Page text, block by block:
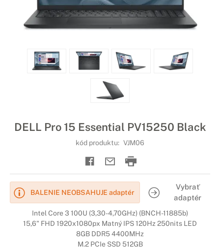
DELL Pro 15 Essential PV15250 Black
kód produktu: VJM06
BALENIE NEOBSAHUJE adaptér
Vybrať
adaptér
Intel Core 3 100U (3,30-4,70GHz) (BNCH-11885b)
15,6" FHD 1920x1080px Matný IPS 120Hz 250nits LED
8GB DDR5 4400MHz
M.2 PCIe SSD 512GB